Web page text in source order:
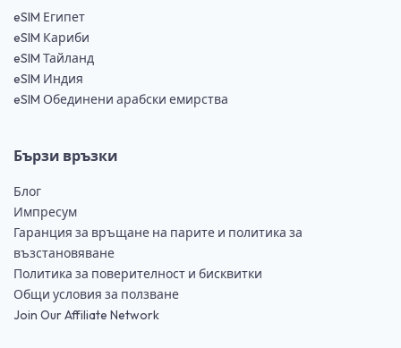
eSIM Египет
eSIM Кариби
eSIM Тайланд
eSIM Индия
eSIM Обединени арабски емирства
Бързи връзки
Блог
Импресум
Гаранция за връщане на парите и политика за
възстановяване
Политика за поверителност и бисквитки
Общи условия за ползване
Join Our Affiliate Network